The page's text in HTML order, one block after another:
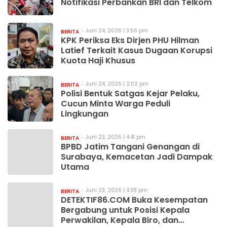
BERITA Juni 24, 2026 | 3:56 pm
KPK Periksa Eks Dirjen PHU Hilman
Latief Terkait Kasus Dugaan Korupsi
Kuota Haji Khusus
BERITA Juni 24, 2026 | 2:02 pm
Polisi Bentuk Satgas Kejar Pelaku,
Cucun Minta Warga Peduli
Lingkungan
BERITA Juni 23, 2026 | 4:41 pm
BPBD Jatim Tangani Genangan di
Surabaya, Kemacetan Jadi Dampak
Utama
BERITA Juni 23, 2026 | 4:38 pm
DETEKTIF86.COM Buka Kesempatan
Bergabung untuk Posisi Kepala
Perwakilan, Kepala Biro, dan